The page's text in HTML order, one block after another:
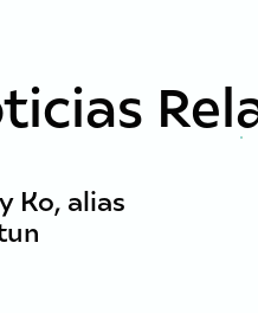
Ko, alias